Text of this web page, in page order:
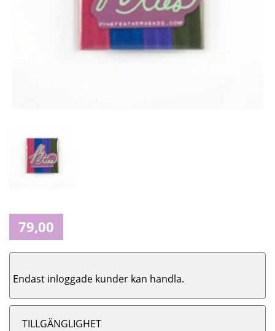
79,00
Endast inloggade kunder kan handla.
TILLGÄNGLIGHET